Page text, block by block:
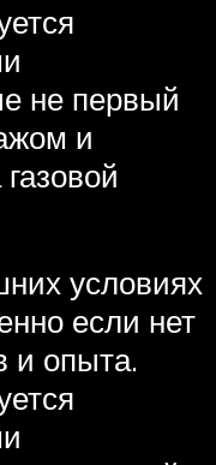
не первый
и
условиях
если нет
и опыта.